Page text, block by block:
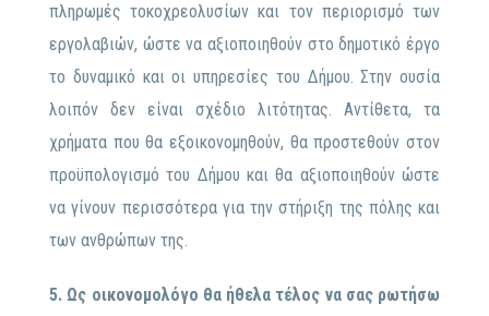
πληρωμές τοκοχρεολυσίων και τον περιορισμό των
εργολαβιών, ώστε να αξιοποιηθούν στο δημοτικό έργο
το δυναμικό και οι υπηρεσίες του Δήμου. Στην ουσία
λοιπόν δεν είναι σχέδιο λιτότητας. Αντίθετα, τα
χρήματα που θα εξοικονομηθούν, θα προστεθούν στον
προϋπολογισμό του Δήμου και θα αξιοποιηθούν ώστε
να γίνουν περισσότερα για την στήριξη της πόλης και
των ανθρώπων της.
5. Ως οικονομολόγο θα ήθελα τέλος να σας ρωτήσω